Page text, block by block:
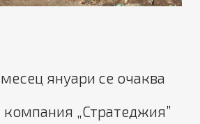
януари се очаква
компания „Стратеджия”